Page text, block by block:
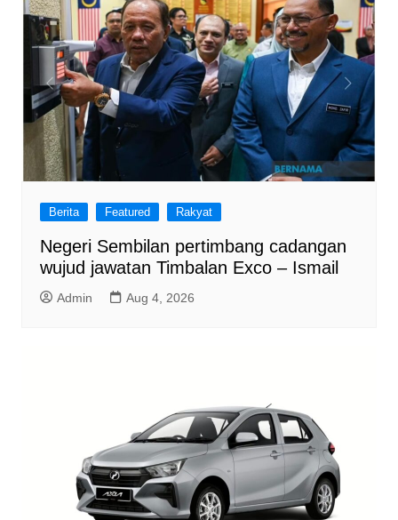
Berita Featured Rakyat
Negeri Sembilan pertimbang cadangan
wujud jawatan Timbalan Exco – Ismail
Admin Aug 4, 2026